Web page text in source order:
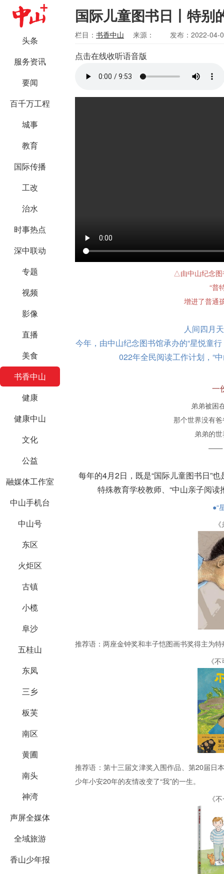
头条
服务资讯
要闻
百千万工程
城事
教育
国际传播
工改
治水
时事热点
深中联动
专题
视频
影像
直播
美食
书香中山
健康
健康中山
文化
公益
融媒体工作室
中山手机台
中山号
东区
火炬区
古镇
小榄
阜沙
五桂山
东凤
三乡
板芙
南区
黄圃
南头
神湾
声屏全媒体
全域旅游
香山少年报
国际儿童图书日丨特别
栏目： 书香中山 来源： 发布：2022-04-
点击在线收听语音版
△由中山纪念图
“普
增进了普通
人间四月
今年，由中山纪念图书馆承办的“星悦童
022年全民阅读工作计划，“
一
弟弟被困
那个世界没有
弟弟的
——
每年的4月2日，既是“国际儿童图书日”
特殊教育学校教师、“中山亲子阅
●“
推荐语： 两座金钟奖和丰子恺图画书奖得主为
《
推荐语： 第十三届文津奖入围作品、第20届日
少年小安20年的友情改变了“我”的一生。
《